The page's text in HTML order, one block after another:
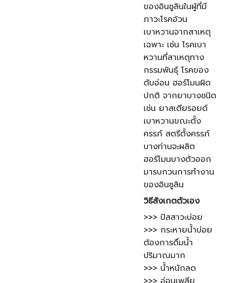
ของอินซูลินในผู้ที่มี
ภาวะโรคอ้วน
เบาหวานจากสาเหตุ
เฉพาะ เช่น โรคเบา
หวานที่สาเหตุทาง
กรรมพันธุ์ โรคของ
ตับอ่อน ฮอร์โมนผิด
ปกติ จากยาบางชนิด
เช่น ยาสเตียรอยด์
เบาหวานขณะตั้ง
ครรภ์ สตรีตั้งครรภ์
บางท่านจะผลิต
ฮอร์โมนบางตัวออก
มารบกวนการทำงาน
ของอินซูลิน
วิธีสังเกตตัวเอง
>>> ปัสสาวะบ่อย
>>> กระหายน้ำบ่อย
ต้องการดื่มน้ำ
ปริมาณมาก
>>> น้ำหนักลด